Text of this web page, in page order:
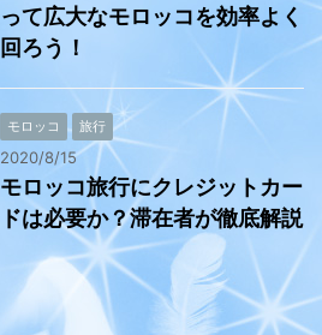
って広大なモロッコを効率よく
回ろう！
モロッコ 旅行
2020/8/15
モロッコ旅行にクレジットカー
ドは必要か？滞在者が徹底解説